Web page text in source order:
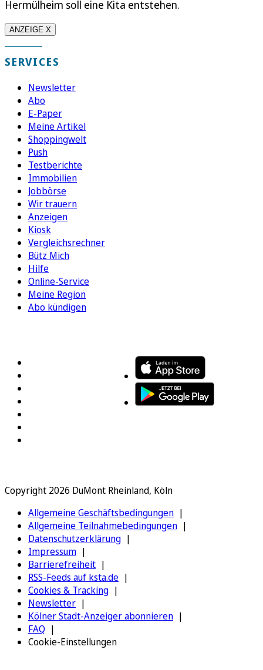
Hermülheim soll eine Kita entstehen.
ANZEIGE X
SERVICES
Newsletter
Abo
E-Paper
Meine Artikel
Shoppingwelt
Push
Testberichte
Immobilien
Jobbörse
Wir trauern
Anzeigen
Kiosk
Vergleichsrechner
Bütz Mich
Hilfe
Online-Service
Meine Region
Abo kündigen
Copyright 2026 DuMont Rheinland, Köln
Allgemeine Geschäftsbedingungen
Allgemeine Teilnahmebedingungen
Datenschutzerklärung
Impressum
Barrierefreiheit
RSS-Feeds auf ksta.de
Cookies & Tracking
Newsletter
Kölner Stadt-Anzeiger abonnieren
FAQ
Cookie-Einstellungen